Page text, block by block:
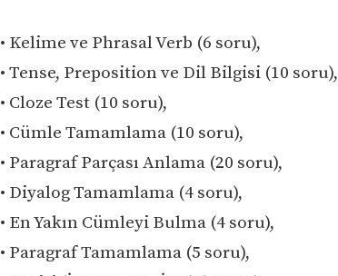
• Kelime ve Phrasal Verb (6 soru),
• Tense, Preposition ve Dil Bilgisi (10 soru),
• Cloze Test (10 soru),
• Cümle Tamamlama (10 soru),
• Paragraf Parçası Anlama (20 soru),
• Diyalog Tamamlama (4 soru),
• En Yakın Cümleyi Bulma (4 soru),
• Paragraf Tamamlama (5 soru),